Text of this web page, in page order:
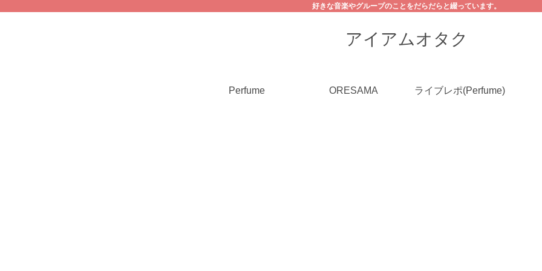
好きな音楽やグループのことをだらだらと綴っています。
アイアムオタク
Perfume ORESAMA ライブレポ(Perfume)